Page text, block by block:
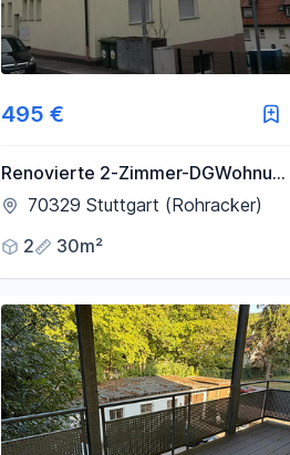
495 €
Renovierte 2-Zimmer-DGWohnung
in Stuttgart-Rohracker
70329 Stuttgart (Rohracker)
2
30m²